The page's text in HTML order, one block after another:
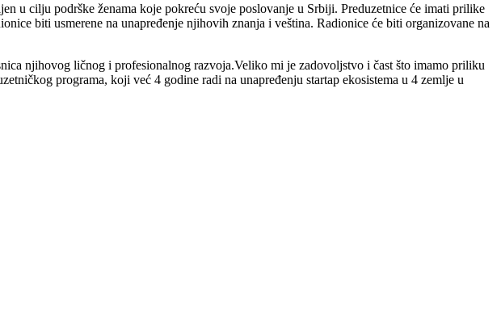
u cilju podrške ženama koje pokreću svoje poslovanje u Srbiji. Preduzetnice će imati prilike
biti usmerene na unapređenje njihovih znanja i veština. Radionice će biti organizovane na
njihovog ličnog i profesionalnog razvoja.Veliko mi je zadovoljstvo i čast što imamo priliku
programa, koji već 4 godine radi na unapređenju startap ekosistema u 4 zemlje u